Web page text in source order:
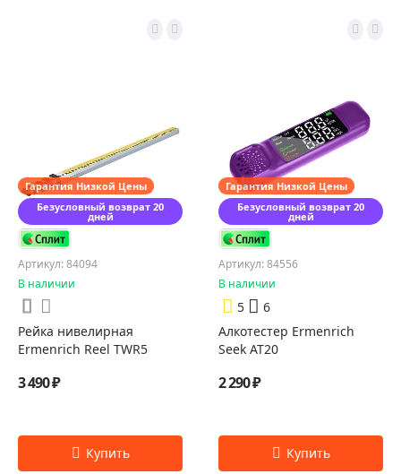
Гарантия Низкой Цены
Безусловный возврат 20
дней
Артикул: 84094
В наличии
Рейка нивелирная
Ermenrich Reel TWR5
3 490 ₽
Гарантия Низкой Цены
Безусловный возврат 20
дней
Артикул: 84556
В наличии
5
6
Алкотестер Ermenrich
Seek AT20
2 290 ₽